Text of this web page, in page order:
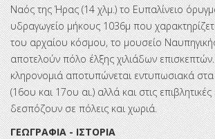
Ναός της Ήρας (14 χλμ.) το Ευπαλίνειο
υδραγωγείο μήκους 1036μ που
του αρχαίου κόσμου, το μουσείο
αποτελούν πόλο έλξης χιλιάδων επισκεπτών.
κληρονομιά αποτυπώνεται εντυπωσιακά
(16ου και 17ου αι.) αλλά και στις
δεσπόζουν σε πόλεις και χωριά.
ΓΕΩΓΡΑΦΙΑ - ΙΣΤΟΡΙΑ